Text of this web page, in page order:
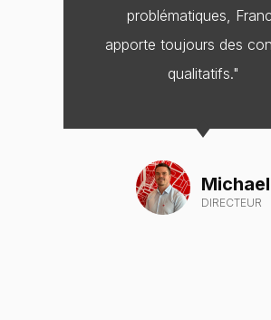
problématiques,
apporte toujours des
qualitatifs."
Michael
DIRECTEUR